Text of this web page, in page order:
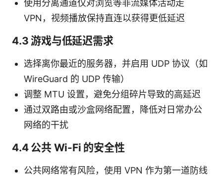
使用分离通道仅对浏览等非流媒体活动走
VPN，视频播放保持直连以获得更低延迟
4.3 游戏与低延迟需求
选择离你最近的服务器，并启用 UDP 协议（如
WireGuard 的 UDP 传输）
调整 MTU 设置，避免分组碎片导致的高延迟
通过双路由或沙盒网络配置，降低对日常办公
网络的干扰
4.4 公共 Wi-Fi 的安全性
公共网络常有风险，使用 VPN 作为第一道防线